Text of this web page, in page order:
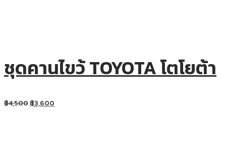
ชุดคานไขว้ TOYOTA โตโยต้า
฿4,500฿3,600